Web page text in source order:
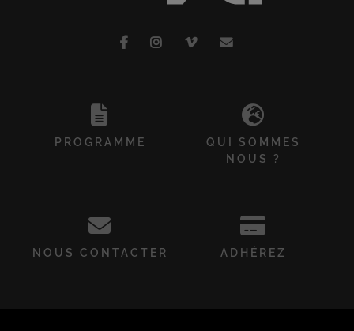
PROGRAMME
QUI SOMMES
NOUS ?
NOUS CONTACTER ADHÉREZ